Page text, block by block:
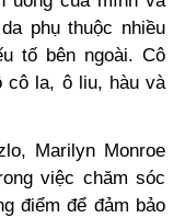
phụ thuộc nhiều
tố bên ngoài. Cô
cô la, ô liu, hàu và
Marilyn Monroe
việc chăm sóc
điểm để đảm bảo